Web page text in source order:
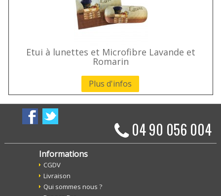
Etui à lunettes et Microfibre Lavande et
Romarin
Plus d'infos
04 90 056 004
Informations
CGDV
Livraison
Qui sommes nous ?